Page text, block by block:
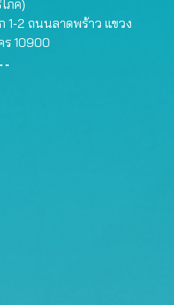
ภค)
1-2 ถนนลาดพร้าว แขวง
ร 10900